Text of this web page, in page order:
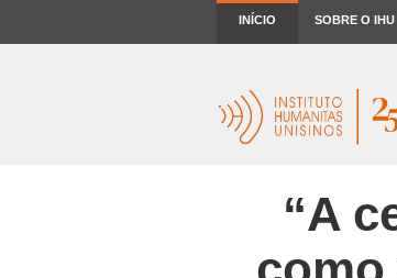
INÍCIO SOBRE O IHU
“A